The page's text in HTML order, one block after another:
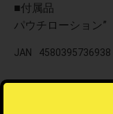
■付属品
パウチローション”
JAN 4580395736938